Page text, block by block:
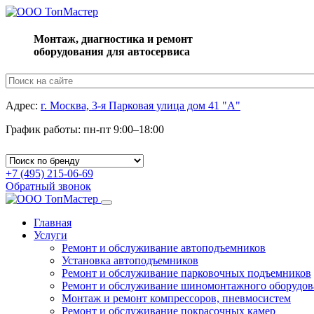
Монтаж, диагностика и ремонт
оборудования для автосервиса
Адрес: г. Москва, 3-я Парковая улица дом 41 "А"
График работы: пн-пт 9:00–18:00
+7 (495) 215-06-69
Обратный звонок
Toggle
Главная
Услуги
Ремонт и обслуживание автоподъемников
Установка автоподъемников
Ремонт и обслуживание парковочных подъемников
Ремонт и обслуживание шиномонтажного
Монтаж и ремонт компрессоров, пневмосистем
Ремонт и обслуживание покрасочных камер